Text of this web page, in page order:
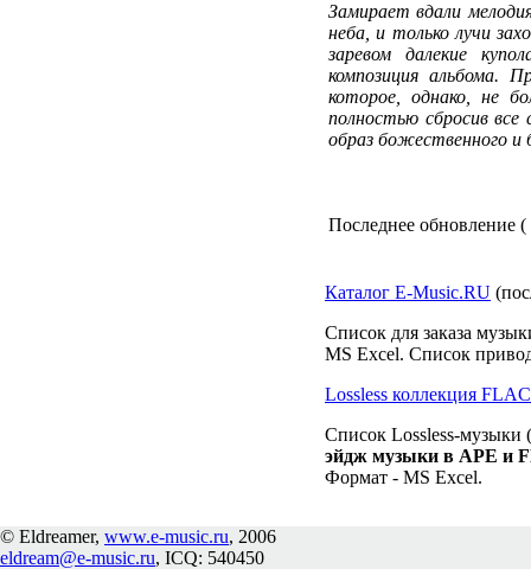
Замирает вдали
неба, и только лучи
заревом далекие
композиция альбома.
которое, однако, не
полностью сбросив
образ божественного
Последнее обновление (
Каталог E-Music.RU
Список для заказа
MS Excel. Список
Lossless коллекция
Список Lossless-музыки
эйдж музыки в APE и
Формат - MS Excel.
© Eldreamer, www.e-music.ru, 2006
eldream@e-music.ru, ICQ: 540450